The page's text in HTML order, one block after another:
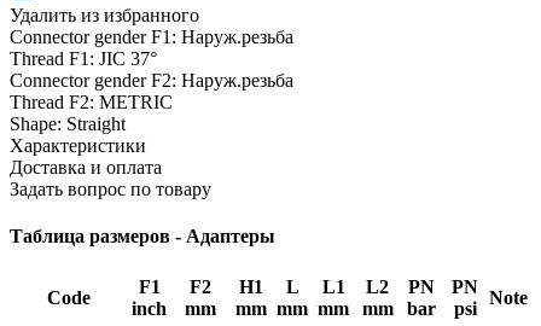
Удалить из избранного
Connector gender F1: Наруж.резьба
Thread F1: JIC 37°
Connector gender F2: Наруж.резьба
Thread F2: METRIC
Shape: Straight
Характеристики
Доставка и оплата
Задать вопрос по товару
Таблица размеров - Адаптеры
Code
F1
inch
F2
mm
H1
mm
L
mm
L1
mm
L2
mm
PN
bar
PN
psi
Note